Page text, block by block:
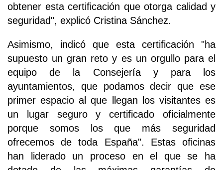
obtener esta certificación que otorga calidad y
seguridad", explicó Cristina Sánchez.
Asimismo, indicó que esta certificación "ha
supuesto un gran reto y es un orgullo para el
equipo de la Consejería y para los
ayuntamientos, que podamos decir que ese
primer espacio al que llegan los visitantes es
un lugar seguro y certificado oficialmente
porque somos los que más seguridad
ofrecemos de toda España". Estas oficinas
han liderado un proceso en el que se ha